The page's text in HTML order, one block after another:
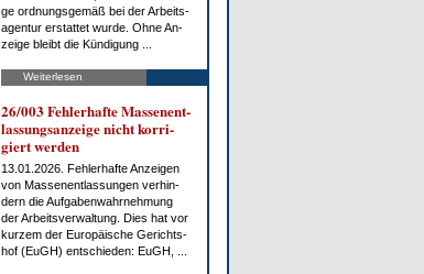
ge ord­nungs­ge­mäß bei der Ar­beits­
agen­tur er­stat­tet wur­de. Oh­ne An­
zei­ge bleibt die Kün­di­gung ...
Weiterlesen
26/003 Feh­ler­haf­te Mas­sen­ent­
las­sungs­an­zei­ge nicht kor­ri­
giert wer­den
13.01.2026. Feh­ler­haf­te An­zei­gen
von Mas­sen­ent­las­sun­gen ver­hin­
dern die Auf­ga­ben­wahr­neh­mung
der Ar­beits­ver­wal­tung. Dies hat vor
kur­zem der Eu­ro­päi­sche Ge­richts­
hof (EuGH) ent­schie­den: EuGH, ...